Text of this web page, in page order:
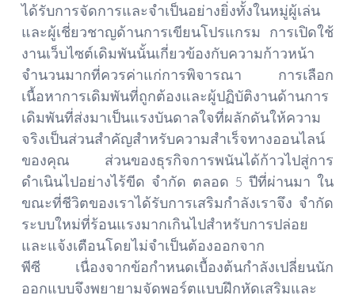
ได้รับการจัดการและจำเป็นอย่างยิ่งทั้งในหมู่ผู้เล่น
และผู้เชี่ยวชาญด้านการเขียนโปรแกรม การเปิดใช้
งานเว็บไซต์เดิมพันนั้นเกี่ยวข้องกับความก้าวหน้า
จำนวนมากที่ควรค่าแก่การพิจารณา การเลือก
เนื้อหาการเดิมพันที่ถูกต้องและผู้ปฏิบัติงานด้านการ
เดิมพันที่ส่งมาเป็นแรงบันดาลใจที่ผลักดันให้ความ
จริงเป็นส่วนสำคัญสำหรับความสำเร็จทางออนไลน์
ของคุณ ส่วนของธุรกิจการพนันได้ก้าวไปสู่การ
ดำเนินไปอย่างไร้ขีด จำกัด ตลอด 5 ปีที่ผ่านมา ใน
ขณะที่ชีวิตของเราได้รับการเสริมกำลังเราจึง จำกัด
ระบบใหม่ที่ร้อนแรงมากเกินไปสำหรับการปล่อย
และแจ้งเตือนโดยไม่จำเป็นต้องออกจาก
พีซี เนื่องจากข้อกำหนดเบื้องต้นกำลังเปลี่ยนนัก
ออกแบบจึงพยายามจัดพอร์ตแบบฝึกหัดเสริมและ